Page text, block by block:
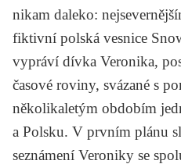
nikam daleko:
fiktivní polská vesnice
vypráví dívka Veronika,
časové roviny, svázané s
několikaletým obdobím
a Polsku. V prvním plánu
seznámení Veroniky se